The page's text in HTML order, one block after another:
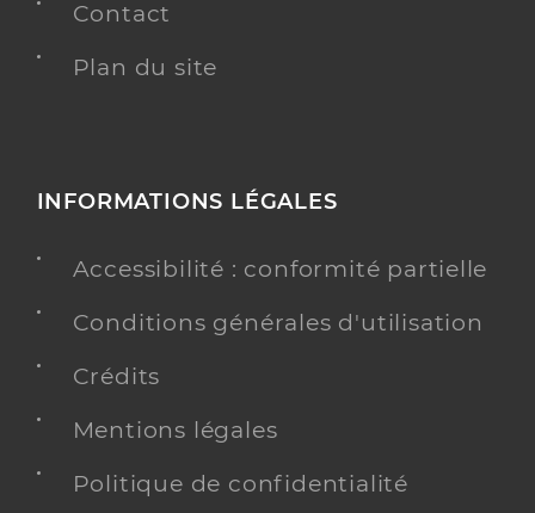
Contact
Plan du site
INFORMATIONS LÉGALES
Accessibilité : conformité partielle
Conditions générales d'utilisation
Crédits
Mentions légales
Politique de confidentialité